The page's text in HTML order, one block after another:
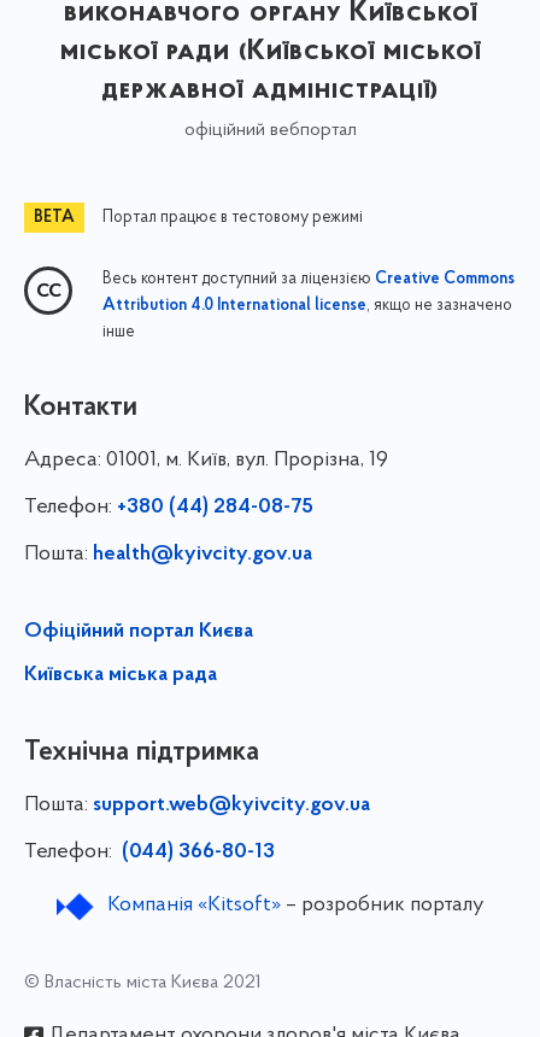
виконавчого органу Київської
міської ради (Київської міської
державної адміністрації)
офіційний вебпортал
Портал працює в тестовому режимі
Весь контент доступний за ліцензією Creative Commons
Attribution 4.0 International license, якщо не зазначено
інше
Контакти
Адреса: 01001, м. Київ, вул. Прорізна, 19
Телефон: +380 (44) 284-08-75
Пошта: health@kyivcity.gov.ua
Офіційний портал Києва
Київська міська рада
Технічна підтримка
Пошта: support.web@kyivcity.gov.ua
Телефон: (044) 366-80-13
Компанія «Kitsoft»– розробник порталу
© Власність міста Києва 2021